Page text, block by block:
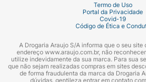
Termo de Uso
Portal da Privacidade
Covid-19
Código de Ética e
A Drogaria Araujo S/A informa que o seu
endereço www.araujo.com.br, não
utilize indevidamente da sua marca. Para sua
que não sejam realizadas compras em sites
de forma fraudulenta da marca da Drogaria
dúvidas, gentileza entrar em contato